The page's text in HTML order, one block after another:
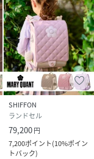
すい肩ベルトにD
ト内部に、伸縮性
い仕様に。
SHIFFON
ランドセル
79,200円
7,200ポイント(10%ポイン
トバック)